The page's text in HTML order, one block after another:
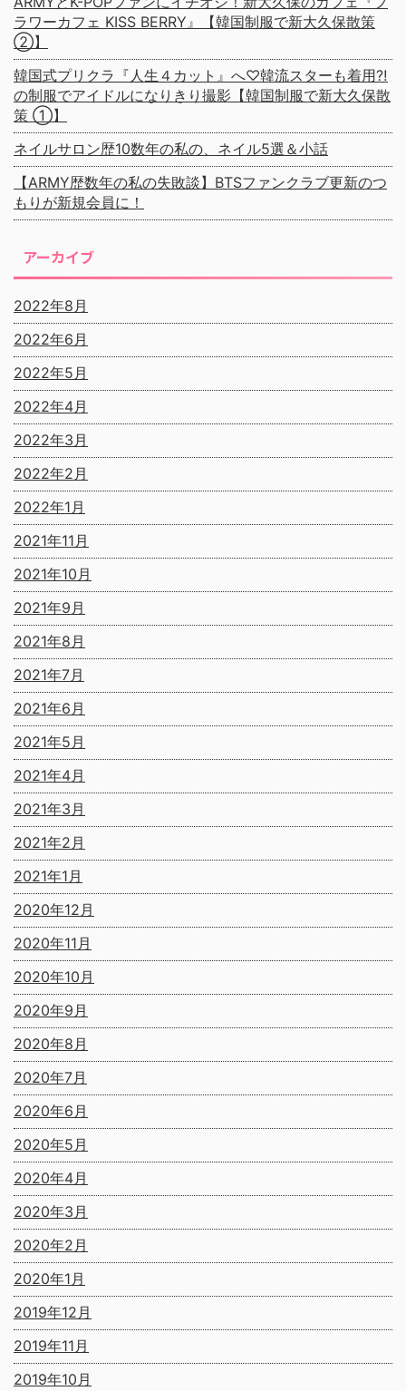
ラワーカフェ KISS BERRY』【韓国制服で新大久保散策
②】
韓国式プリクラ『人生４カット』へ♡韓流スターも着用⁈
の制服でアイドルになりきり撮影【韓国制服で新大久保散
策 ①】
ネイルサロン歴10数年の私の、ネイル5選＆小話
【ARMY歴数年の私の失敗談】BTSファンクラブ更新のつ
もりが新規会員に！
アーカイブ
2022年8月
2022年6月
2022年5月
2022年4月
2022年3月
2022年2月
2022年1月
2021年11月
2021年10月
2021年9月
2021年8月
2021年7月
2021年6月
2021年5月
2021年4月
2021年3月
2021年2月
2021年1月
2020年12月
2020年11月
2020年10月
2020年9月
2020年8月
2020年7月
2020年6月
2020年5月
2020年4月
2020年3月
2020年2月
2020年1月
2019年12月
2019年11月
2019年10月